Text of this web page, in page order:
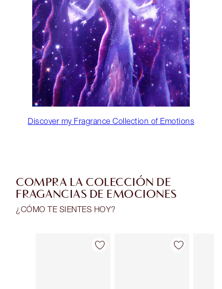
Discover my Fragrance Collection of Emotions
COMPRA LA COLECCIÓN DE
FRAGANCIAS DE EMOCIONES
¿CÓMO TE SIENTES HOY?
Artículo 1 de 30 Artículo 2 de 30